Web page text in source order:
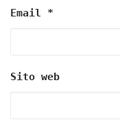
Email *
Sito web